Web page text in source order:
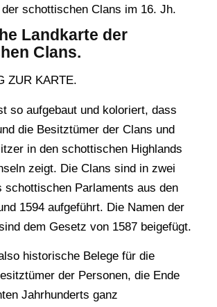
der schottischen Clans im 16. Jh.
Landkarte der
Clans.
ZUR KARTE.
so aufgebaut und koloriert, dass
die Besitztümer der Clans und
in den schottischen Highlands
zeigt. Die Clans sind in zwei
schottischen Parlaments aus den
1594 aufgeführt. Die Namen der
dem Gesetz von 1587 beigefügt.
historische Belege für die
der Personen, die Ende
Jahrhunderts ganz